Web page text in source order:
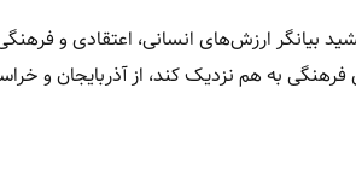
ارزش‌های انسانی، اعتقادی و
فرهنگی به هم نزدیک کند، از آذربایجان و